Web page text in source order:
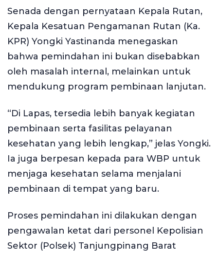
Senada dengan pernyataan Kepala Rutan,
Kepala Kesatuan Pengamanan Rutan (Ka.
KPR) Yongki Yastinanda menegaskan
bahwa pemindahan ini bukan disebabkan
oleh masalah internal, melainkan untuk
mendukung program pembinaan lanjutan.
“Di Lapas, tersedia lebih banyak kegiatan
pembinaan serta fasilitas pelayanan
kesehatan yang lebih lengkap,” jelas Yongki.
Ia juga berpesan kepada para WBP untuk
menjaga kesehatan selama menjalani
pembinaan di tempat yang baru.
Proses pemindahan ini dilakukan dengan
pengawalan ketat dari personel Kepolisian
Sektor (Polsek) Tanjungpinang Barat